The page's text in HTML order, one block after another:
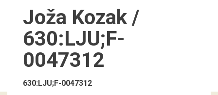
Stalne razstave
Občasne razstave
Gostovanja
E-razstave
Virtualni sprehodi
Joža Kozak /
630:LJU;F-
0047312
630:LJU;F-0047312